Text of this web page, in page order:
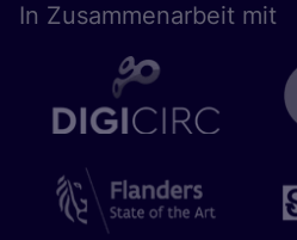
In Zusam­men­ar­beit mit